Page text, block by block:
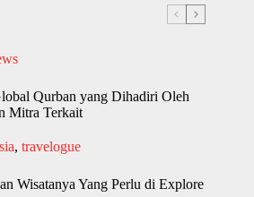
Qurban yang Dihadiri Oleh
Mitra Terkait
, travelogue
Wisatanya Yang Perlu di Explore